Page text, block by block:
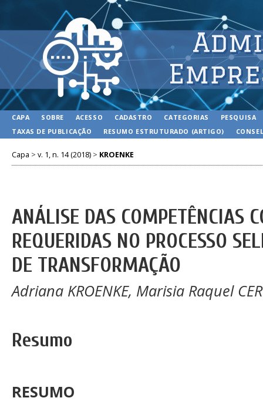
CAPA SOBRE ACESSO CADASTRO CATEGORIAS
PESQUISA
TAXAS DE PUBLICAÇÃO
RESUMO ESTRUTURADO (ARTIGO)
Capa > v. 1, n. 14 (2018) > KROENKE
ANÁLISE DAS COMPETÊNCIAS
REQUERIDAS NO PROCESSO
DE TRANSFORMAÇÃO
Adriana KROENKE, Marisia Raquel
Resumo
RESUMO